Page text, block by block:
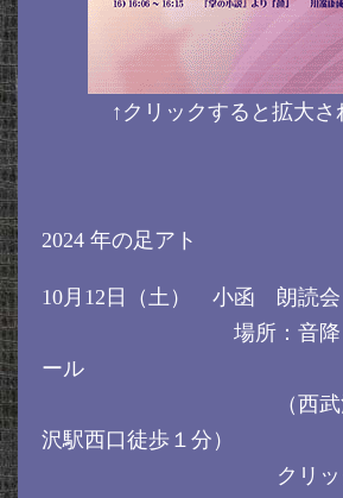
↑クリックすると拡大さ
2024 年の足アト
10月12日（土） 小函 朗読会
場所：音降りそ
ール
（西武池袋
沢駅西口徒歩１分）
クリッ